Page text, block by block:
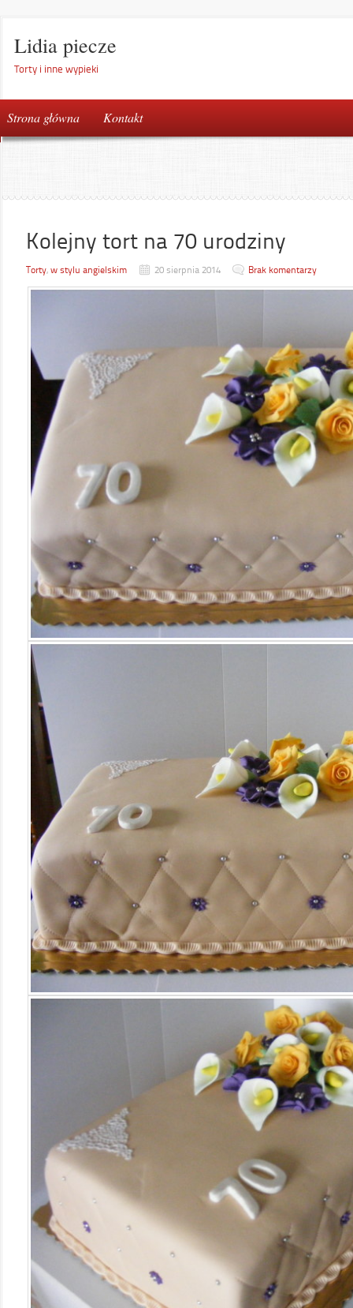
Lidia piecze
Torty i inne wypieki
Strona główna Kontakt
Kolejny tort na 70 urodziny
Torty, w stylu angielskim 20 sierpnia 2014 Brak komentarzy